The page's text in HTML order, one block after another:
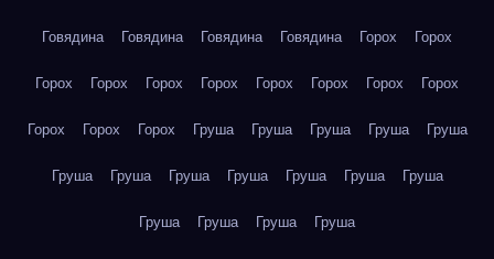
Говядина Говядина Говядина Говядина Горох Горох
Горох Горох Горох Горох Горох Горох Горох Горох
Горох Горох Горох Груша Груша Груша Груша Груша
Груша Груша Груша Груша Груша Груша Груша
Груша Груша Груша Груша